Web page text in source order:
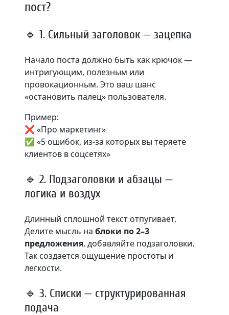
пост?
🔹 1. Сильный заголовок — зацепка
Начало поста должно быть как крючок —
интригующим, полезным или
провокационным. Это ваш шанс
«остановить палец» пользователя.
Пример:
❌ «Про маркетинг»
✅ «5 ошибок, из-за которых вы теряете
клиентов в соцсетях»
🔹 2. Подзаголовки и абзацы —
логика и воздух
Длинный сплошной текст отпугивает.
Делите мысль на блоки по 2–3
предложения, добавляйте подзаголовки.
Так создается ощущение простоты и
легкости.
🔹 3. Списки — структурированная
подача